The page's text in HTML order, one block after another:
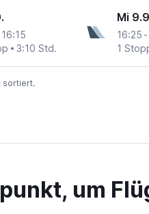
16:15
3:10 Std.
Mi
16:25 -
1
sortiert.
um